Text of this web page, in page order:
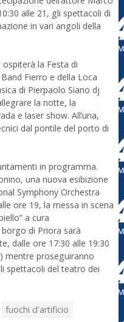
alle 21, gli spettacoli di
in vari angoli della
la Festa di
Fierro e della Loca
di Pierpaolo Siano dj
la notte, la
e laser show. All’una,
dal pontile del porto di
in programma.
una nuova esibizione
Symphony Orchestra
ore 19, la messa in scena
a cura
borgo di Priora sarà
dalle ore 17:30 alle 19:30
mentre proseguiranno
spettacoli del teatro dei
fuochi d'artificio